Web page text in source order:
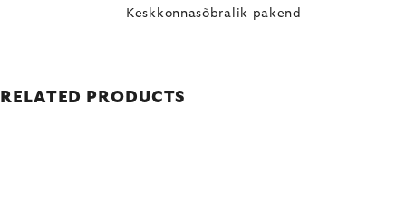
Keskkonnasõbralik pakend
RELATED PRODUCTS